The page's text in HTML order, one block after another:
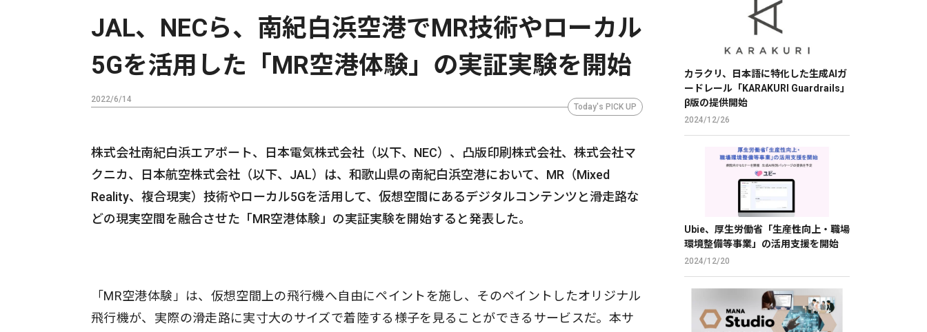
JAL、NECら、南紀白浜空港でMR技術やローカル
5Gを活用した「MR空港体験」の実証実験を開始
2022/6/14
Today's PICK UP
株式会社南紀白浜エアポート、日本電気株式会社（以下、NEC）、凸版印刷株式会社、株式会社マ
クニカ、日本航空株式会社（以下、JAL）は、和歌山県の南紀白浜空港において、MR（Mixed
Reality、複合現実）技術やローカル5Gを活用して、仮想空間にあるデジタルコンテンツと滑走路な
どの現実空間を融合させた「MR空港体験」の実証実験を開始すると発表した。
「MR空港体験」は、仮想空間上の飛行機へ自由にペイントを施し、そのペイントしたオリジナル
飛行機が、実際の滑走路に実寸大のサイズで着陸する様子を見ることができるサービスだ。本サ
カラクリ、日本語に特化した生成AIガ
ードレール「KARAKURI Guardrails」
β版の提供開始
2024/12/26
Ubie、厚生労働省「生産性向上・職場
環境整備等事業」の活用支援を開始
2024/12/20